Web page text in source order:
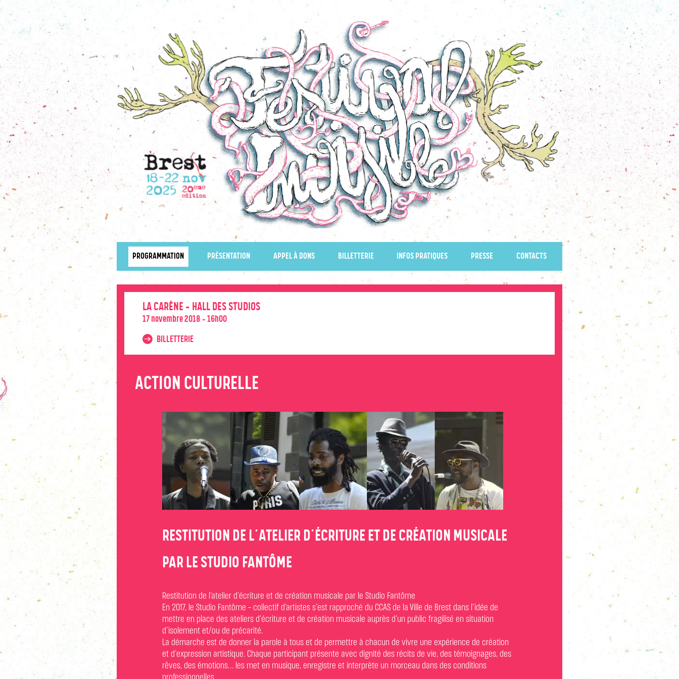
PROGRAMMATION PRÉSENTATION APPEL À DONS BILLETTERIE INFOS PRATIQUES PRESSE CONTACTS
LA CARÈNE - HALL DES STUDIOS
17 novembre 2018 - 16h00
BILLETTERIE
ACTION CULTURELLE
RESTITUTION DE L’ATELIER D’ÉCRITURE ET DE CRÉATION MUSICALE
PAR LE STUDIO FANTÔME
Restitution de l’atelier d’écriture et de création musicale par le Studio Fantôme
En 2017, le Studio Fantôme – collectif d’artistes s’est rapproché du CCAS de la Ville de Brest dans l’idée de
mettre en place des ateliers d’écriture et de création musicale auprès d’un public fragilisé en situation
d’isolement et/ou de précarité.
La démarche est de donner la parole à tous et de permettre à chacun de vivre une expérience de création
et d’expression artistique. Chaque participant présente avec dignité des récits de vie, des témoignages, des
rêves, des émotions... les met en musique, enregistre et interprète un morceau dans des conditions